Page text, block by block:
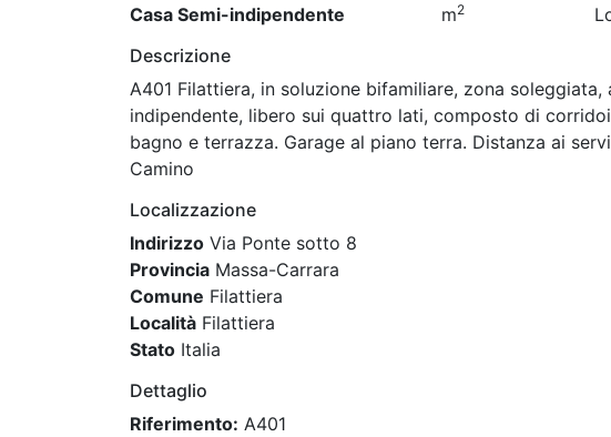
Casa Semi-indipendente
m2
Descrizione
A401 Filattiera, in soluzione bifamiliare, zona
indipendente, libero sui quattro lati, composto di
bagno e terrazza. Garage al piano terra. Distanza ai
Camino
Localizzazione
Indirizzo Via Ponte sotto 8
Provincia Massa-Carrara
Comune Filattiera
Località Filattiera
Stato Italia
Dettaglio
Riferimento: A401